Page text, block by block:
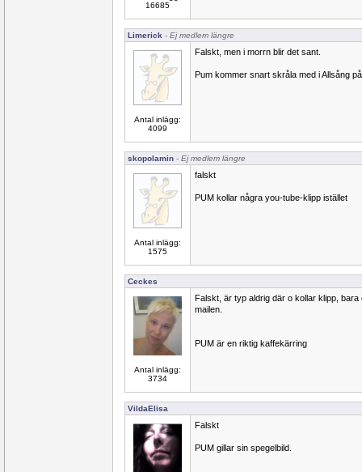
16685
Limerick - Ej medlem längre
Antal inlägg:
4099
Falskt, men i morrn blir det sant.
Pum kommer snart skråla med i Allsång
skopolamin - Ej medlem längre
Antal inlägg:
1575
falskt
PUM kollar några you-tube-klipp istället
Ceckes
Antal inlägg:
3734
Falskt, är typ aldrig där o kollar klipp,
mailen.
PUM är en riktig kaffekärring
VildaElisa
Falskt
PUM gillar sin spegelbild.